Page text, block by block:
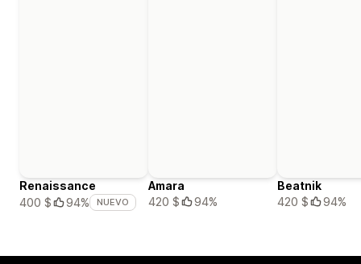
Renaissance
400 $
94% NUEVO
Amara
420 $
94%
Beatnik
420 $
94%